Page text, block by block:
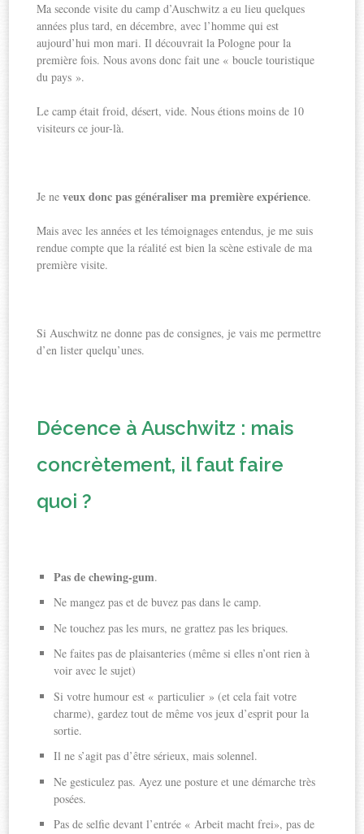
Ma seconde visite du camp d’Auschwitz a eu lieu quelques
années plus tard, en décembre, avec l’homme qui est
aujourd’hui mon mari. Il découvrait la Pologne pour la
première fois. Nous avons donc fait une « boucle touristique
du pays ».
Le camp était froid, désert, vide. Nous étions moins de 10
visiteurs ce jour-là.
Je neveux donc pas généraliser ma première expérience.
Mais avec les années et les témoignages entendus, je me suis
rendue compte que la réalité est bien la scène estivale de ma
première visite.
Si Auschwitz ne donne pas de consignes, je vais me permettre
d’en lister quelqu’unes.
Décence à Auschwitz : mais
concrètement, il faut faire
quoi ?
Pas de chewing-gum.
Ne mangez pas et de buvez pas dans le camp.
Ne touchez pas les murs, ne grattez pas les briques.
Ne faites pas de plaisanteries (même si elles n’ont rien à
voir avec le sujet)
Si votre humour est « particulier » (et cela fait votre
charme), gardez tout de même vos jeux d’esprit pour la
sortie.
Il ne s’agit pas d’être sérieux, mais solennel.
Ne gesticulez pas. Ayez une posture et une démarche très
posées.
Pas de selfie devant l’entrée « Arbeit macht frei», pas de